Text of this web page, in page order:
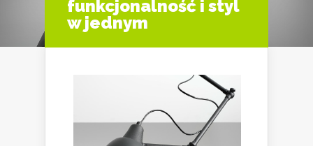
funkcjonalność i styl
w jednym